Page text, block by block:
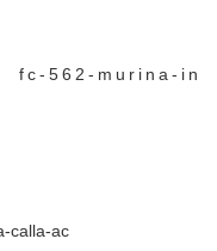
fc-562-murina-in
calla-ac